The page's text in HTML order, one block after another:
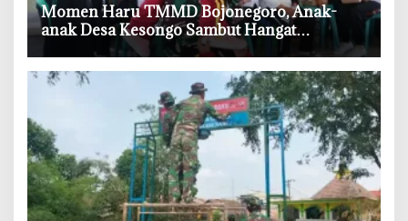
‎Momen Haru TMMD Bojonegoro, Anak-
anak Desa Kesongo Sambut Hangat
Kehadiran Prajurit TNI